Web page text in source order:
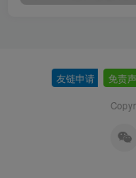
友链申请 免责